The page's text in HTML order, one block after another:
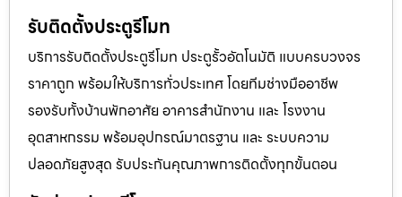
รับติดตั้งประตูรีโมท
บริการรับติดตั้งประตูรีโมท ประตูรั้วอัตโนมัติ แบบครบวงจร
ราคาถูก พร้อมให้บริการทั่วประเทศ โดยทีมช่างมืออาชีพ
รองรับทั้งบ้านพักอาศัย อาคารสำนักงาน และ โรงงาน
อุตสาหกรรม พร้อมอุปกรณ์มาตรฐาน และ ระบบความ
ปลอดภัยสูงสุด รับประกันคุณภาพการติดตั้งทุกขั้นตอน